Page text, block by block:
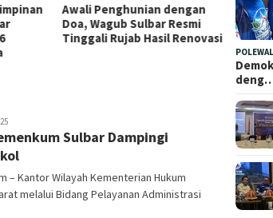
Awali Penghunian dengan
Doa, Wagub Sulbar Resmi
Tinggali Rujab Hasil Renovasi
Plt.
Sulbar Dampingi
– Kantor Wilayah Kementerian Hukum
melalui Bidang Pelayanan Administrasi